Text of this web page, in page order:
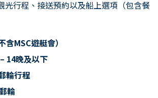
光行程、接送預約以及船上選項（包含餐
含MSC遊艇會）
14晚及以下
輪行程
輪